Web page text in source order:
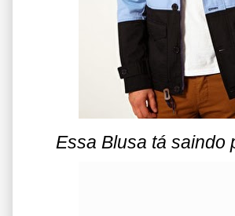
Essa Blusa tá saindo